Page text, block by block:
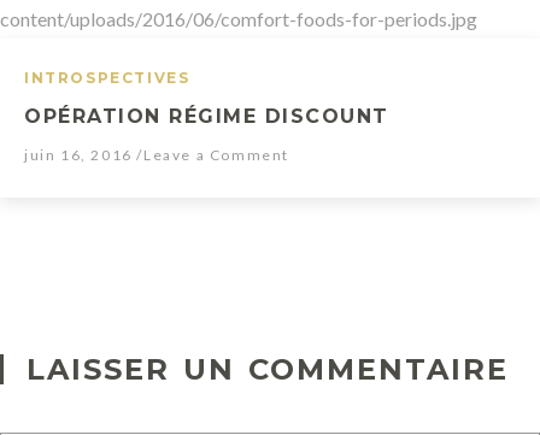
INTROSPECTIVES
OPÉRATION RÉGIME DISCOUNT
juin 16, 2016 /Leave a Comment
LAISSER UN COMMENTAIRE